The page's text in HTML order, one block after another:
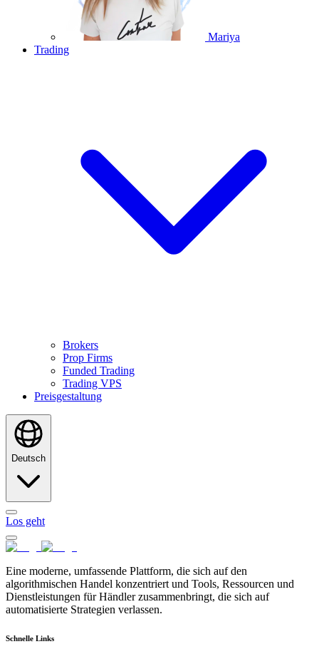
Mariya
Trading
Brokers
Prop Firms
Funded Trading
Trading VPS
Preisgestaltung
Deutsch
Los geht
Eine moderne, umfassende Plattform, die sich auf den
algorithmischen Handel konzentriert und Tools, Ressourcen und
Dienstleistungen für Händler zusammenbringt, die sich auf
automatisierte Strategien verlassen.
Schnelle Links